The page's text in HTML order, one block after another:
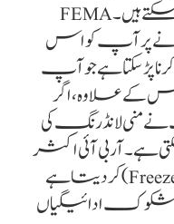
نتائج بہت خطرناک ہو سکتے ہیں۔ FEMA
پر آپ کو اس
پڑ سکتا ہے جو آپ
کے علاوہ، اگر
لانڈرنگ کی
ہے۔ آر بی آئی اکثر
ایسے بینک اکاؤنٹس کو منجمد (Freeze) کر دیتا ہے
ادائیگیاں